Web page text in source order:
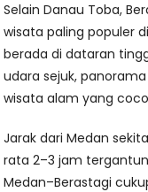
Selain Danau Toba,
wisata paling populer
berada di dataran
udara sejuk,
wisata alam yang
Jarak dari Medan
rata 2–3 jam
Medan–Berastagi